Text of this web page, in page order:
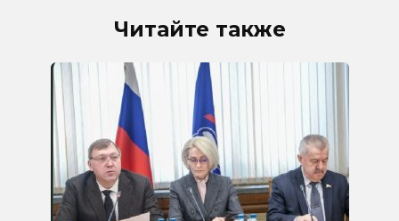
Читайте также